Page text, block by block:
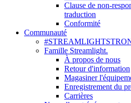
Clause de non-
traduction
Conformité
Communauté
Famille Streamlight.
À propos de nous
Retour d'information
Magasiner
Enregistrement du
Carrières